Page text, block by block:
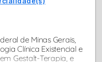
de Minas Gerais,
Clínica Existencial e
Gestalt-Terapia, e